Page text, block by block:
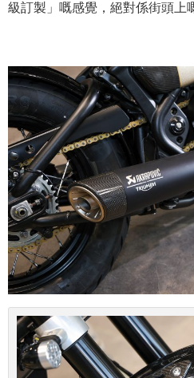
級訂製」嘅感覺，絕對係街頭上